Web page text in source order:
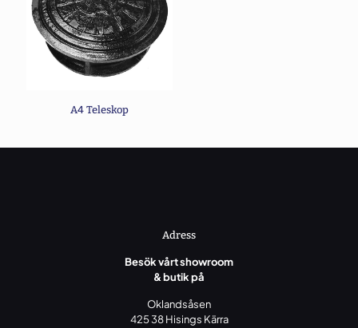
E-
post*
Spara mitt namn, min e-postadress och webbplats i
A4 Teleskop
Adress
Besök vårt showroom
& butik på
Oklandsåsen
425 38 Hisings Kärra